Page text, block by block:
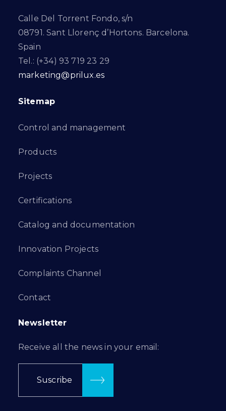
Calle Del Torrent Fondo, s/n
08791. Sant Llorenç d’Hortons. Barcelona.
Spain
Tel.: (+34) 93 719 23 29
marketing@prilux.es
Sitemap
Control and management
Products
Projects
Certifications
Catalog and documentation
Innovation Projects
Complaints Channel
Contact
Newsletter
Receive all the news in your email:
Suscribe